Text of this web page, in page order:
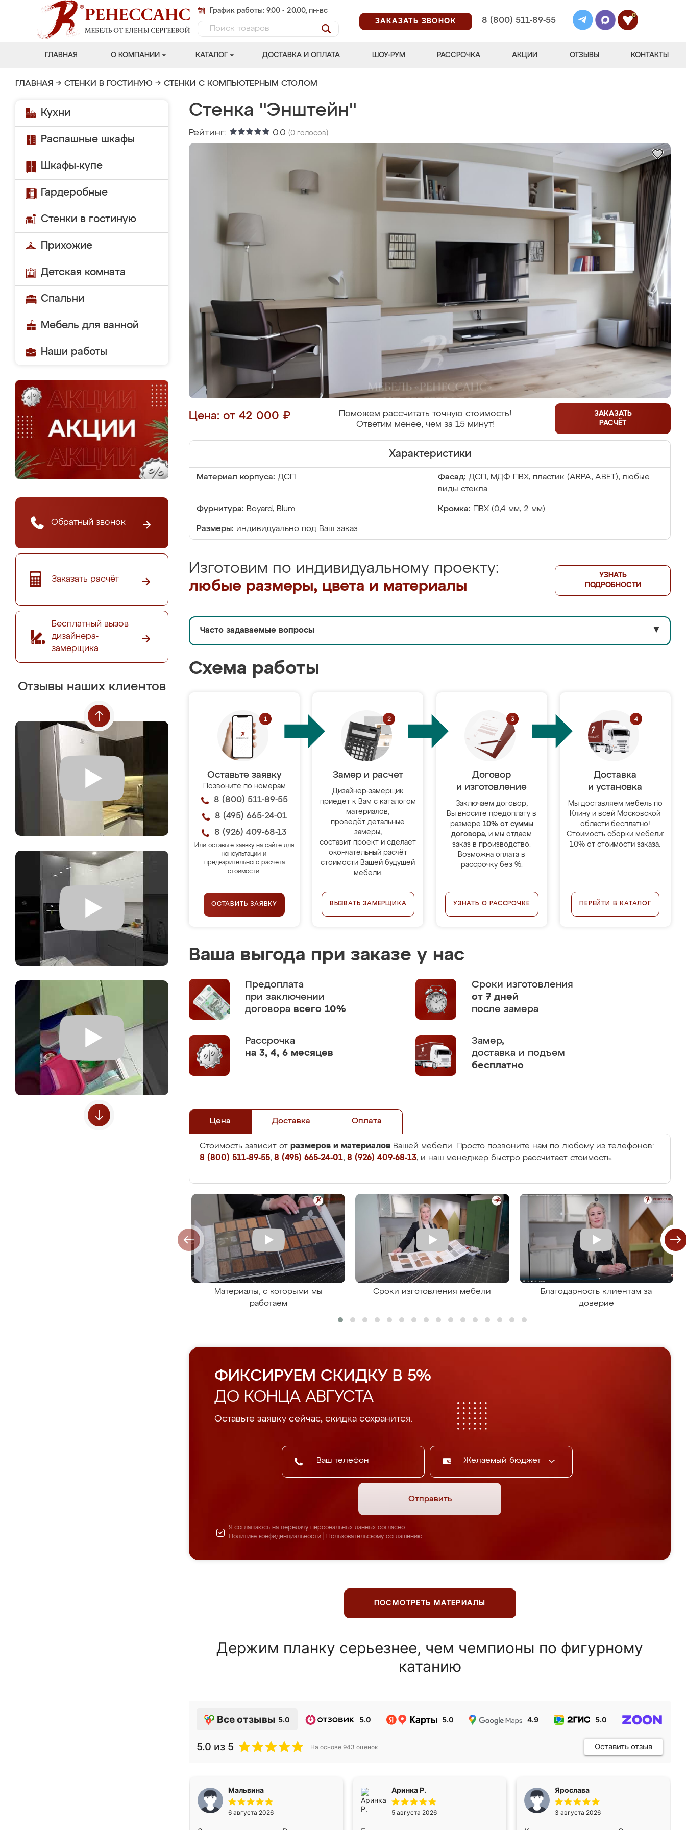
График работы: 9.00 - 20.00, пн-вс
ЗАКАЗАТЬ ЗВОНОК
8 (800) 511-89-55
0
ГЛАВНАЯ О КОМПАНИИ КАТАЛОГ ДОСТАВКА И ОПЛАТА ШОУ-РУМ РАССРОЧКА АКЦИИ ОТЗЫВЫ КОНТАКТЫ
ГЛАВНАЯ → СТЕНКИ В ГОСТИНУЮ → СТЕНКИ С КОМПЬЮТЕРНЫМ СТОЛОМ
Кухни
Распашные шкафы
Шкафы-купе
Гардеробные
Стенки в гостиную
Прихожие
Детская комната
Спальни
Мебель для ванной
Наши работы
Обратный звонок
Заказать расчёт
Бесплатный вызов
дизайнера-
замерщика
Отзывы наших клиентов
Стенка "Энштейн"
Рейтинг: 0.0 (0 голосов)
Цена: от 42 000 ₽
Поможем рассчитать точную стоимость!
Ответим менее, чем за 15 минут!
ЗАКАЗАТЬ
РАСЧЁТ
Характеристики
Материал корпуса: ДСП Фасад: ДСП, МДФ ПВХ, пластик (ARPA, ABET), любые
виды стекла
Фурнитура: Boyard, Blum Кромка: ПВХ (0,4 мм, 2 мм)
Размеры: индивидуально под Ваш заказ
Изготовим по индивидуальному проекту:
любые размеры, цвета и материалы
УЗНАТЬ
ПОДРОБНОСТИ
Часто задаваемые вопросы ▼
Схема работы
Оставьте заявку
Позвоните по номерам
8 (800) 511-89-55
8 (495) 665-24-01
8 (926) 409-68-13
Или оставьте заявку на сайте для
консультации и
предварительного расчёта
стоимости.
ОСТАВИТЬ ЗАЯВКУ
Замер и расчет
Дизайнер-замерщик
приедет к Вам с каталогом
материалов,
проведёт детальные
замеры,
составит проект и сделает
окончательный расчёт
стоимости Вашей будущей
мебели.
ВЫЗВАТЬ ЗАМЕРЩИКА
Договор
и изготовление
Заключаем договор,
Вы вносите предоплату в
размере 10% от суммы
договора, и мы отдаём
заказ в производство.
Возможна оплата в
рассрочку без %.
УЗНАТЬ О РАССРОЧКЕ
Доставка
и установка
Мы доставляем мебель по
Клину и всей Московской
области бесплатно!
Стоимость сборки мебели:
10% от стоимости заказа.
ПЕРЕЙТИ В КАТАЛОГ
Ваша выгода при заказе у нас
Предоплата
при заключении
договора всего 10%
Сроки изготовления
от 7 дней
после замера
Рассрочка
на 3, 4, 6 месяцев
Замер,
доставка и подъем
бесплатно
Цена Доставка Оплата
Стоимость зависит от размеров и материалов Вашей мебели. Просто позвоните нам по любому из телефонов:
8 (800) 511-89-55, 8 (495) 665-24-01, 8 (926) 409-68-13, и наш менеджер быстро рассчитает стоимость.
Материалы, с которыми мы
работаем
Сроки изготовления мебели
Благодарность клиентам за
доверие
ФИКСИРУЕМ СКИДКУ В 5%
ДО КОНЦА АВГУСТА
Оставьте заявку сейчас, скидка сохранится.
Желаемый бюджет
Отправить
Я соглашаюсь на передачу персональных данных согласно
Политике конфиденциальности
Пользовательскому соглашению
ПОСМОТРЕТЬ МАТЕРИАЛЫ
Держим планку серьезнее, чем чемпионы по фигурному
катанию
Все отзывы 5.0 5.0 5.0 4.9 5.0
5.0 из 5 На основе 943 оценок Оставить отзыв
Мальвина
6 августа 2026
Аринка Р.
5 августа 2026
Ярослава
3 августа 2026